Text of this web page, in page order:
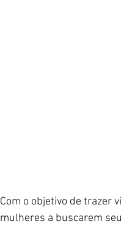
Com o objetivo de trazer
mulheres a buscarem